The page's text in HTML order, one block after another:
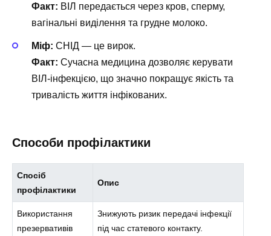
Факт: ВІЛ передається через кров, сперму,
вагінальні виділення та грудне молоко.
Міф: СНІД — це вирок.
Факт: Сучасна медицина дозволяє керувати
ВІЛ-інфекцією, що значно покращує якість та
тривалість життя інфікованих.
Способи профілактики
Спосіб
профілактики
Опис
Використання
презервативів
Знижують ризик передачі інфекції
під час статевого контакту.